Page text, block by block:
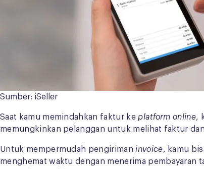
Sumber: iSeller
Saat kamu memindahkan faktur keplatform online,
memungkinkan pelanggan untuk melihat faktur
Untuk mempermudah pengiriman invoice, kamu
menghemat waktu dengan menerima